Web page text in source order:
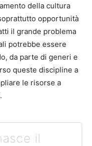
della cultura
opportunità
il grande problema
potrebbe essere
da parte di generi e
queste discipline a
le risorse a
il